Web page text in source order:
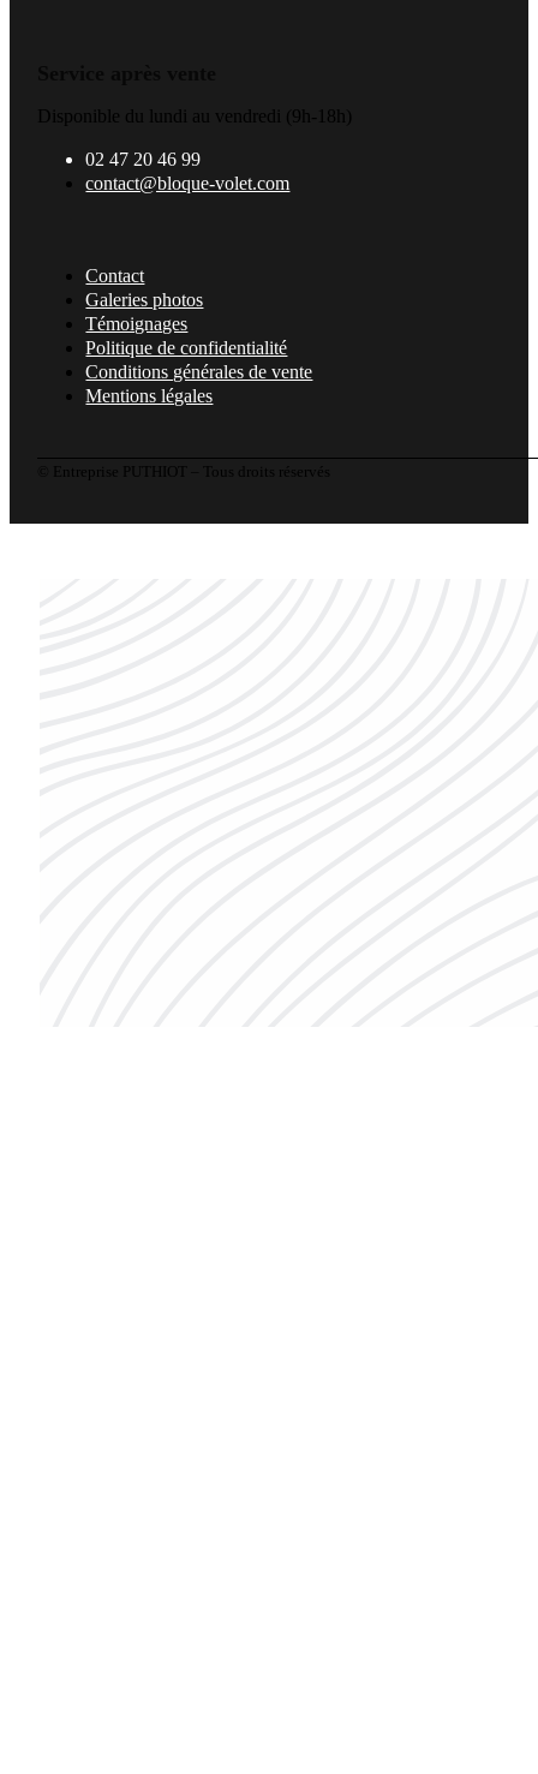
Disponible du lundi au vendredi (9h-18h)
02 47 20 46 99
contact@bloque-volet.com
Contact
Galeries photos
Témoignages
Politique de confidentialité
Conditions générales de vente
Mentions légales
© Entreprise PUTHIOT – Tous droits réservés